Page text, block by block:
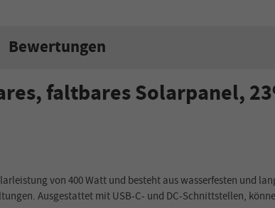
Bewertungen
faltbares Solarpanel,
von 400 Watt und besteht aus wasserfesten und
Ausgestattet mit USB-C- und DC-Schnittstellen,